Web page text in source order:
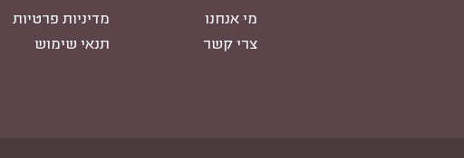
מי אנחנו
צרי קשר
מדיניות פרטיות
תנאי שימוש